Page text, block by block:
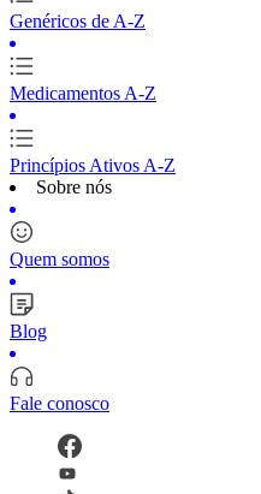
Genéricos de A-Z
Medicamentos A-Z
Princípios Ativos A-Z
Sobre nós
Quem somos
Blog
Fale conosco